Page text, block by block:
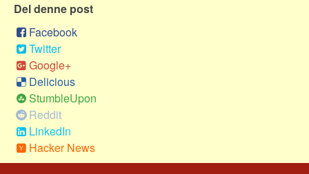
Om
Webstedet
Forhistorien
Redigering
Tekstannoncer
Bannere
Hjælp
Del denne post
Facebook
Twitter
Google+
Delicious
StumbleUpon
Reddit
LinkedIn
Hacker News